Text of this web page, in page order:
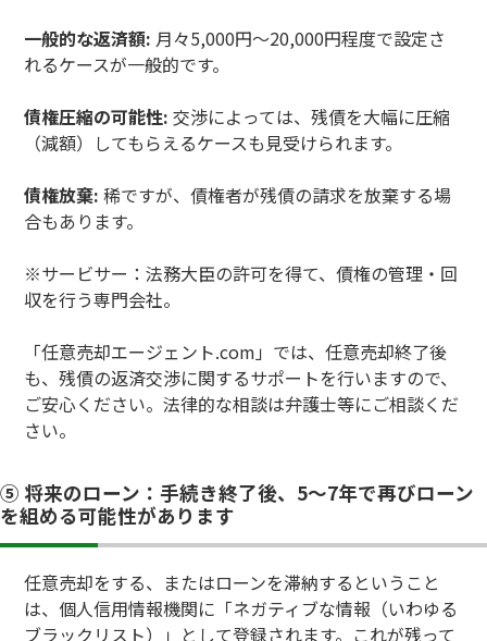
一般的な返済額: 月々5,000円〜20,000円程度で設定さ
れるケースが一般的です。
債権圧縮の可能性:交渉によっては、残債を大幅に圧縮
（減額）してもらえるケースも見受けられます。
債権放棄: 稀ですが、債権者が残債の請求を放棄する場
合もあります。
※サービサー：法務大臣の許可を得て、債権の管理・回
収を行う専門会社。
「任意売却エージェント.com」では、任意売却終了後
も、残債の返済交渉に関するサポートを行いますので、
ご安心ください。法律的な相談は弁護士等にご相談くだ
さい。
⑤ 将来のローン：手続き終了後、5〜7年で再びローン
を組める可能性があります
任意売却をする、またはローンを滞納するということ
は、個人信用情報機関に「ネガティブな情報（いわゆる
ブラックリスト）」として登録されます。これが残って